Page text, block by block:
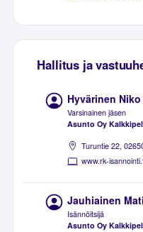
Hallitus ja
Hyvärinen
Varsinainen jäsen
Asunto Oy
Turuntie 22,
www.rk-
Jauhiainen
Isännöitsijä
Asunto Oy